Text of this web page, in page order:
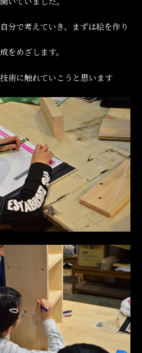
分で考えていき、まずは絵を作り
をめざします。
術に触れていこうと思います